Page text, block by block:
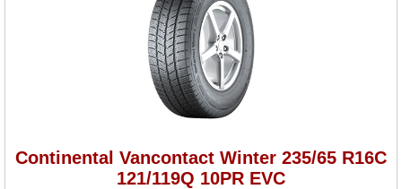
Continental Vancontact Winter 235/65 R16C
121/119Q 10PR EVC